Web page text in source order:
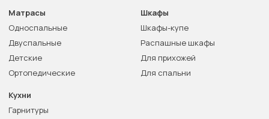
Матрасы
Односпальные
Двуспальные
Детские
Ортопедические
Шкафы
Шкафы-купе
Распашные шкафы
Для прихожей
Для спальни
Кухни
Гарнитуры